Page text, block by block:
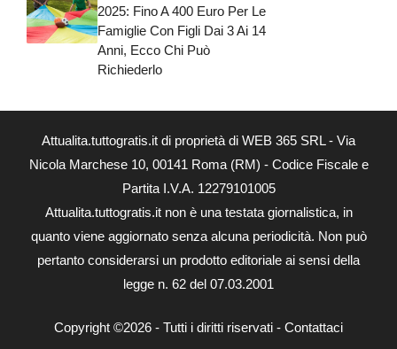
2025: Fino A 400 Euro Per Le
Famiglie Con Figli Dai 3 Ai 14
Anni, Ecco Chi Può
Richiederlo
Attualita.tuttogratis.it di proprietà di WEB 365 SRL - Via
Nicola Marchese 10, 00141 Roma (RM) - Codice Fiscale e
Partita I.V.A. 12279101005
Attualita.tuttogratis.it non è una testata giornalistica, in
quanto viene aggiornato senza alcuna periodicità. Non può
pertanto considerarsi un prodotto editoriale ai sensi della
legge n. 62 del 07.03.2001
Copyright ©2026 - Tutti i diritti riservati - Contattaci